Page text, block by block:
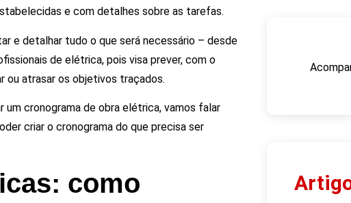
e com detalhes sobre as tarefas.
e detalhar tudo o que será necessário – desde
de elétrica, pois visa prever, com o
ou atrasar os objetivos traçados.
um cronograma de obra elétrica, vamos falar
criar o cronograma do que precisa ser
como